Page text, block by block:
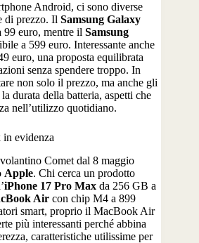
Android, ci sono diverse
di prezzo. Il Samsung Galaxy
99 euro, mentre il Samsung
a 599 euro. Interessante anche
euro, una proposta equilibrata
senza spendere troppo. In
non solo il prezzo, ma anche gli
durata della batteria, aspetti che
nell’utilizzo quotidiano.
evidenza
Comet dal 8 maggio
Apple. Chi cerca un prodotto
iPhone 17 Pro Max da 256 GB a
Air con chip M4 a 899
smart, proprio il MacBook Air
più interessanti perché abbina
caratteristiche utilissime per